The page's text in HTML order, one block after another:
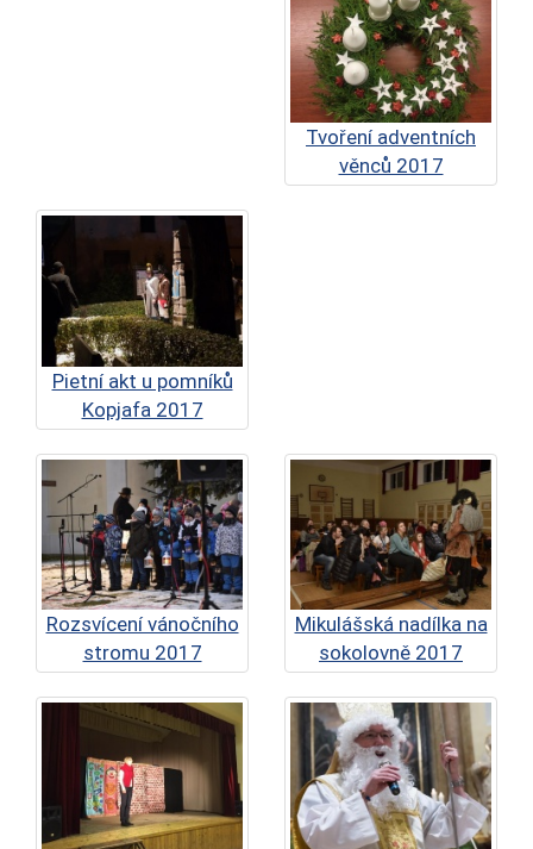
Tvoření adventních
věnců 2017
Pietní akt u pomníků
Kopjafa 2017
Rozsvícení vánočního
stromu 2017
Mikulášská nadílka na
sokolovně 2017